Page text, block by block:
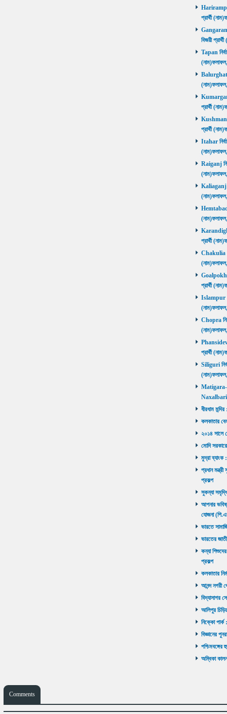
প্রার্থী
বিজয়ী
Tapan
Balurghat
Kumarganj
প্রার্থী
প্রার্থী
Itahar
Raiganj
Kaliaganj
Hemtabad
Karandighi
প্রার্থী
Chakulia
প্রার্থী
Islampur
Chopra
প্রার্থী
Siliguri
Matigara-
Naxalbari
ধীরধাম
কলকাতার
২০১৪ সালে
মোদি
মুদ্রা ব্যাংক
প্রধান
প্রকল্প
সুকন্যা
আপনার
যোজনা
ভারতে
ভারতের
কন্যা
প্রকল্প
কলকাতার
আনন্দ নগরী
বিদ্যাসাগর
আলিপুর
নিক্কো পার্ক
বিজ্ঞানের
পশ্চিমবঙ্গের
অম্বিকা
Comments